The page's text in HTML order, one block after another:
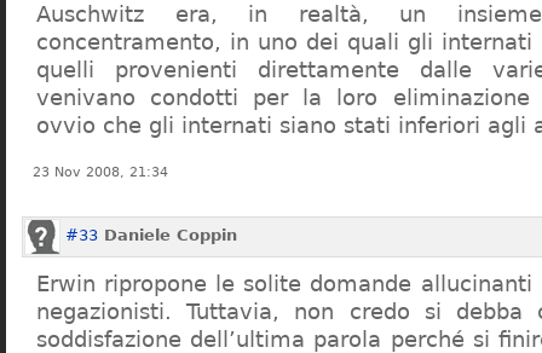
Auschwitz era, in realtà, un
concentramento, in uno dei quali gli
quelli provenienti direttamente dalle
venivano condotti per la loro eliminazione
ovvio che gli internati siano stati inferiori agli
23 Nov 2008, 21:34
#33 Daniele Coppin
Erwin ripropone le solite domande
negazionisti. Tuttavia, non credo si debba
soddisfazione dell’ultima parola perché si